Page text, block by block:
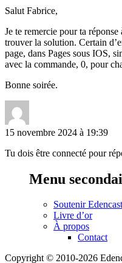
Salut Fabrice,
Je te remercie pour ta
trouver la solution. Certain
page, dans Pages sous IOS,
avec la commande, 0, pour
Bonne soirée.
15 novembre 2024 à 19:39
Tu dois être connecté pour
Menu
Soutenir Edencast
Livre d’or
À propos
Contact
Copyright © 2010-2026